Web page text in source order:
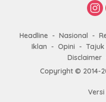
Headline Nasional
Iklan
Opini Tajuk
Disclaimer
Copyright © 2014-
Versi